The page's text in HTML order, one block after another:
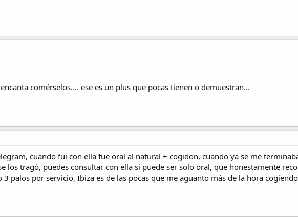
comérselos.... ese es un plus que pocas tienen o demuestran...
cuando fui con ella fue oral al natural + cogidon, cuando ya se me
los tragó, puedes consultar con ella si puede ser solo oral, que honestamente
palos por servicio, Ibiza es de las pocas que me aguanto más de la hora